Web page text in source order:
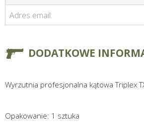
Adres email:
DODATKOWE
Wyrzutnia profesjonalna kątowa Triplex
Opakowanie: 1 sztuka